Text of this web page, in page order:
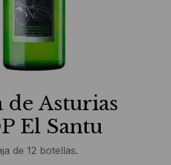
de Asturias
El Santu
de 12 botellas.